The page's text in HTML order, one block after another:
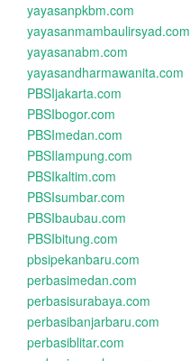
yayasanpkbm.com
yayasanmambaulirsyad.com
yayasanabm.com
yayasandharmawanita.com
PBSIjakarta.com
PBSIbogor.com
PBSImedan.com
PBSIlampung.com
PBSIkaltim.com
PBSIsumbar.com
PBSIbaubau.com
PBSIbitung.com
pbsipekanbaru.com
perbasimedan.com
perbasisurabaya.com
perbasibanjarbaru.com
perbasiblitar.com